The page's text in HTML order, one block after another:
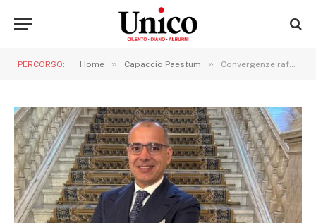
PERCORSO: Home » Capaccio Paestum » Convergenze rafforza la propria rete e conferma la solidità dei ricavi nel primo trimestre 2026